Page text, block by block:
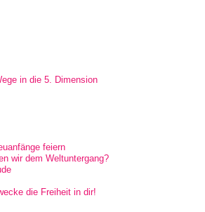
in die 5. Dimension
feiern
wir dem Weltuntergang?
die Freiheit in dir!